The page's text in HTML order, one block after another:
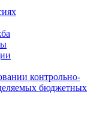
контрольно-
бюджетных